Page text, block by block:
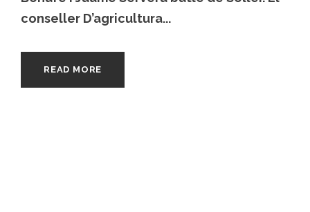
conseller D’agricultura...
READ MORE